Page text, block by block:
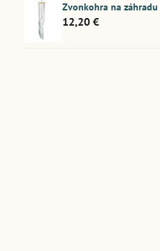
Zvonkohra na záhradu
12,20 €